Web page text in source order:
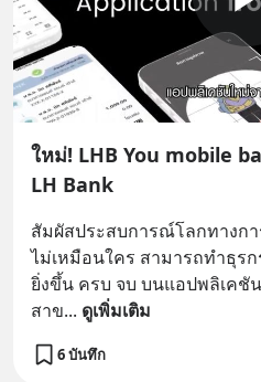
ใหม่! LHB You mobile
LH Bank
สัมผัสประสบการณ์โลกทางก
ไม่เหมือนใคร สามารถทำธุร
ยิ่งขึ้น ครบ จบ บนแอปพลิเคชัน
สาข... ดูเพิ่มเติม
6 บันทึก